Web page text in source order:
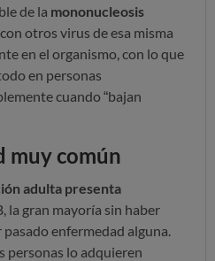
de la mononucleosis
con otros virus de esa misma
en el organismo, con lo que
en personas
cuando “bajan
muy común
adulta presenta
la gran mayoría sin haber
enfermedad alguna.
personas lo adquieren